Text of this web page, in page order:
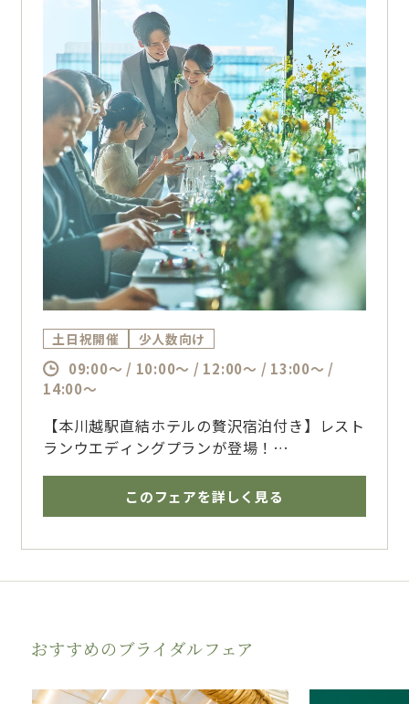
【成約特典】
最大130万円特典
・お車代キャッシュバック
・チャペル挙式料最大100％OFF
・新郎新婦様の結婚式当日or前日の宿泊プレゼ
ント
・前撮り特典 など
土日祝開催 少人数向け
09:00～ / 10:00～ / 12:00～ / 13:00～ /
14:00～
【本川越駅直結ホテルの贅沢宿泊付き】レスト
ランウエディングプランが登場！
もてなしに◎
少人数だから叶うおもてなしの《オリジナル料
【来館特典】
レゼント
【成約特典】
このフェアを詳しく見る
おすすめのブライダルフェア